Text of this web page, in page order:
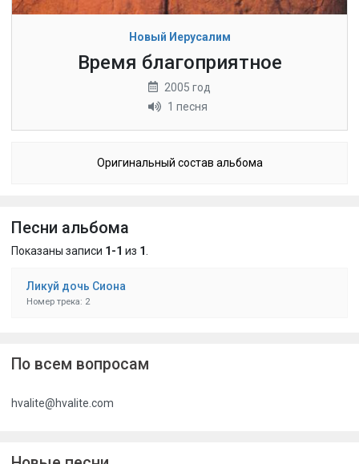
Новый Иерусалим
Время благоприятное
2005 год
1 песня
Оригинальный состав альбома
Песни альбома
Показаны записи 1-1 из 1
Ликуй дочь Сиона
Номер трека: 2
По всем вопросам
hvalite@hvalite.com